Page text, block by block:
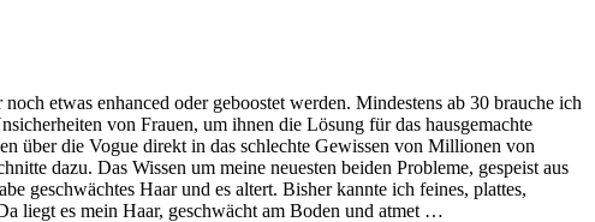
etwas enhanced oder geboostet werden. Mindestens ab 30 brauche ich
von Frauen, um ihnen die Lösung für das hausgemachte
über die Vogue direkt in das schlechte Gewissen von Millionen von
dazu. Das Wissen um meine neuesten beiden Probleme, gespeist aus
geschwächtes Haar und es altert. Bisher kannte ich feines, plattes,
liegt es mein Haar, geschwächt am Boden und atmet …